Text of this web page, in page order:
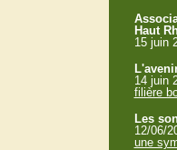
Haut
15 juin
14 juin
filière
Les
12/06/
une